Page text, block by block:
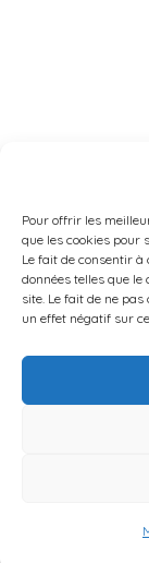
Pour offrir les
que les cookies pour
Le fait de consentir
données telles que
site. Le fait de ne
un effet négatif sur
8 Ter
51420,
©